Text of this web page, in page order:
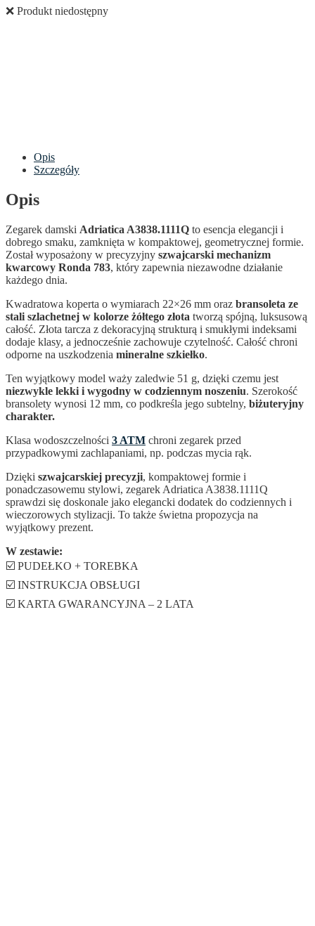
❌ Produkt niedostępny
Opis
Szczegóły
Opis
Zegarek damski Adriatica A3838.1111Q to esencja elegancji i
dobrego smaku, zamknięta w kompaktowej, geometrycznej formie.
Został wyposażony w precyzyjny szwajcarski mechanizm
kwarcowy Ronda 783, który zapewnia niezawodne działanie
każdego dnia.
Kwadratowa koperta o wymiarach 22×26 mm oraz bransoleta ze
stali szlachetnej w kolorze żółtego złota tworzą spójną, luksusową
całość. Złota tarcza z dekoracyjną strukturą i smukłymi indeksami
dodaje klasy, a jednocześnie zachowuje czytelność. Całość chroni
odporne na uszkodzenia mineralne szkiełko.
Ten wyjątkowy model waży zaledwie 51 g, dzięki czemu jest
niezwykle lekki i wygodny w codziennym noszeniu. Szerokość
bransolety wynosi 12 mm, co podkreśla jego subtelny, biżuteryjny
charakter.
Klasa wodoszczelności 3 ATM chroni zegarek przed
przypadkowymi zachlapaniami, np. podczas mycia rąk.
Dzięki szwajcarskiej precyzji, kompaktowej formie i
ponadczasowemu stylowi, zegarek Adriatica A3838.1111Q
sprawdzi się doskonale jako elegancki dodatek do codziennych i
wieczorowych stylizacji. To także świetna propozycja na
wyjątkowy prezent.
W zestawie:
☑️ PUDEŁKO + TOREBKA
☑️ INSTRUKCJA OBSŁUGI
☑️ KARTA GWARANCYJNA – 2 LATA